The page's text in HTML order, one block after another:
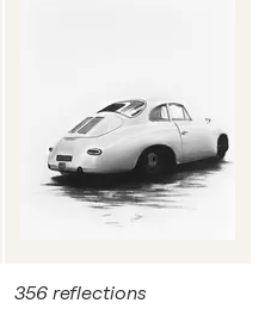
356 reflections